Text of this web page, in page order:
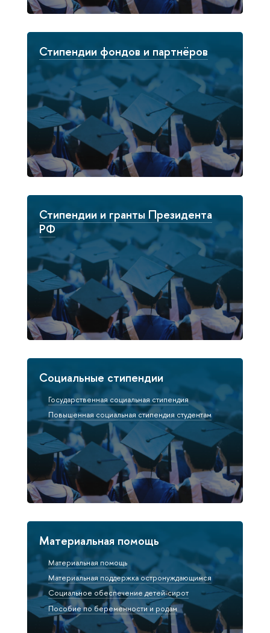
Стипендии фондов и партнёров
Стипендии и гранты Президента
РФ
Социальные стипендии
Государственная социальная стипендия
Повышенная социальная стипендия студентам
Материальная помощь
Материальная помощь
Материальная поддержка остронуждающимся
Социальное обеспечение детей-сирот
Пособие по беременности и родам